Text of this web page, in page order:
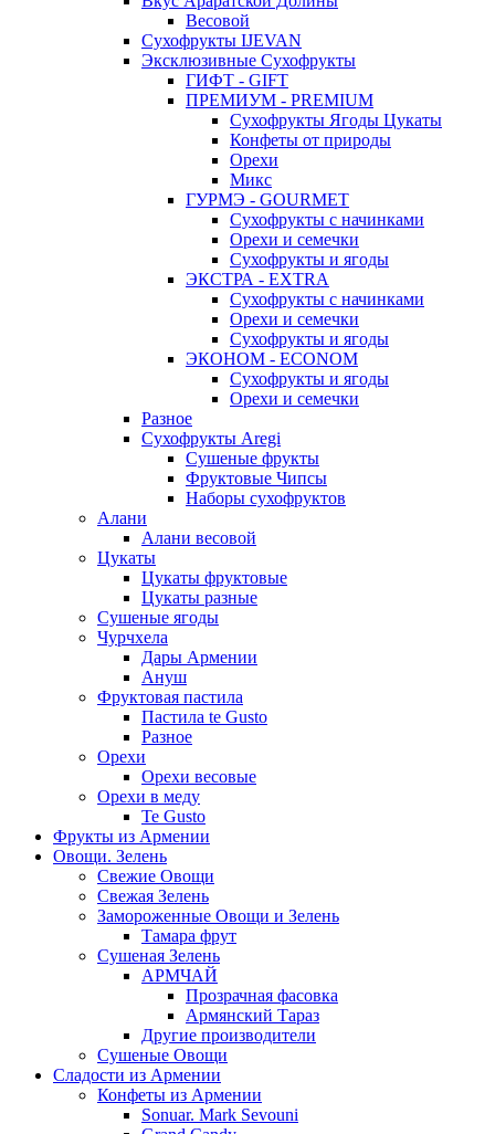
Весовой
Сухофрукты IJEVAN
Эксклюзивные Сухофрукты
ГИФТ - GIFT
ПРЕМИУМ - PREMIUM
Сухофрукты Ягоды Цукаты
Конфеты от природы
Орехи
Микс
ГУРМЭ - GOURMET
Сухофрукты с начинками
Орехи и семечки
Сухофрукты и ягоды
ЭКСТРА - EXTRA
Сухофрукты с начинками
Орехи и семечки
Сухофрукты и ягоды
ЭКОНОМ - ECONOM
Сухофрукты и ягоды
Орехи и семечки
Разное
Сухофрукты Aregi
Сушеные фрукты
Фруктовые Чипсы
Наборы сухофруктов
Алани
Алани весовой
Цукаты
Цукаты фруктовые
Цукаты разные
Сушеные ягоды
Чурчхела
Дары Армении
Ануш
Фруктовая пастила
Пастила te Gusto
Разное
Орехи
Орехи весовые
Орехи в меду
Te Gusto
Фрукты из Армении
Овощи. Зелень
Свежие Овощи
Свежая Зелень
Замороженные Овощи и Зелень
Тамара фрут
Сушеная Зелень
АРМЧАЙ
Прозрачная фасовка
Армянский Тараз
Другие производители
Сушеные Овощи
Сладости из Армении
Конфеты из Армении
Sonuar. Mark Sevouni